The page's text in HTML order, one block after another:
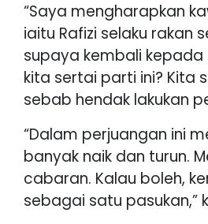
“Saya mengharapkan
iaitu Rafizi selaku rakan
supaya kembali kepada
kita sertai parti ini? Kita
sebab hendak lakukan
“Dalam perjuangan ini
banyak naik dan turun.
cabaran. Kalau boleh,
sebagai satu pasukan,”